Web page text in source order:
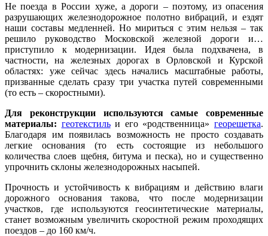
Не поезда в России хуже, а дороги – поэтому, из опасения
разрушающих железнодорожное полотно вибраций, и ездят
наши составы медленней. Но мириться с этим нельзя – так
решило руководство Московской железной дороги и…
приступило к модернизации. Идея была подхвачена, в
частности, на железных дорогах в Орловской и Курской
областях: уже сейчас здесь начались масштабные работы,
призванные сделать сразу три участка путей современными
(то есть – скоростными).
Для реконструкции используются самые современные
материалы: геотекстильи его «родственница»георешетка.
Благодаря им появилась возможность не просто создавать
легкие основания (то есть состоящие из небольшого
количества слоев щебня, битума и песка), но и существенно
упрочнить склоны железнодорожных насыпей.
Прочность и устойчивость к вибрациям и действию влаги
дорожного основания такова, что после модернизации
участков, где используются геосинтетические материалы,
станет возможным увеличить скоростной режим проходящих
поездов – до 160 км/ч.